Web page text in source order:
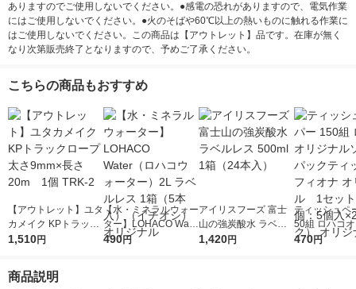
ありますのでご使用しないでください。●感電の恐れがありますので、電気作業
にはご使用しないでください。●火のそばや60℃以上の熱いものに触れる作業に
はご使用しないでください。この商品は【アウトレット】品です。在庫が無く
なり次第販売終了となりますので、予めご了承ください。
こちらの商品もおすすめ
【アウトレット】ユタ
カメイク KPトラック
ロープ 太さ9mm×長
1,510円
【水・ミネラルウォー
ター】LOHACO Wate
r（ロハコウォータ
490円
アイリスフーズ 富士
山の強炭酸水 ラベル
レス 500ml 1箱（24
1,420円
ティッシュペ
50組 ロハコ
ルソフトパッ
470円
商品説明